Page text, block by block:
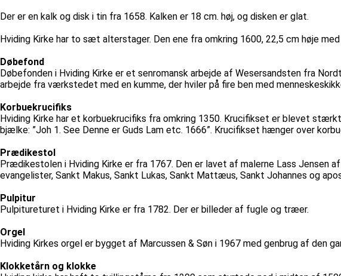
Der er en kalk og disk i tin fra 1658. Kalken er 18 cm. høj, og disken er glat.
Hviding Kirke har to sæt alterstager. Den ene fra omkring 1600, 22,5 cm høje
Døbefond
Døbefonden i Hviding Kirke er et senromansk arbejde af Wesersandsten fra
arbejde fra værkstedet med en kumme, der hviler på fire ben med
Korbuekrucifiks
Hviding Kirke har et korbuekrucifiks fra omkring 1350. Krucifikset er blevet
bjælke: ”Joh 1. See Denne er Guds Lam etc. 1666”. Krucifikset hænger over
Prædikestol
Prædikestolen i Hviding Kirke er fra 1767. Den er lavet af malerne Lass
evangelister, Sankt Makus, Sankt Lukas, Sankt Mattæus, Sankt Johannes og
Pulpitur
Pulpitureturet i Hviding Kirke er fra 1782. Der er billeder af fugle og træer.
Orgel
Hviding Kirkes orgel er bygget af Marcussen & Søn i 1967 med genbrug af den
Klokketårn og klokke